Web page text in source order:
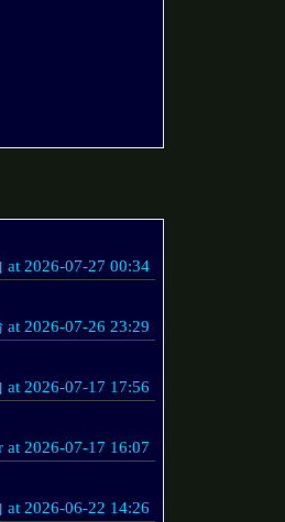
at 2026-07-27 00:34
at 2026-07-26 23:29
at 2026-07-17 17:56
at 2026-07-17 16:07
at 2026-06-22 14:26